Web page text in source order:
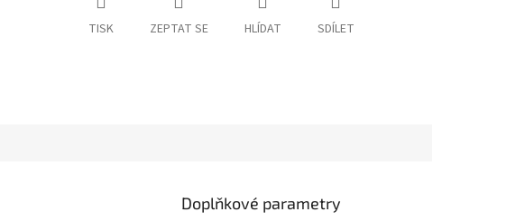
TISK ZEPTAT SE HLÍDAT SDÍLET
Doplňkové parametry